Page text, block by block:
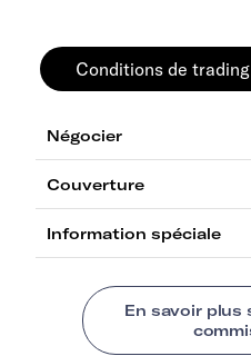
Conditions de trading